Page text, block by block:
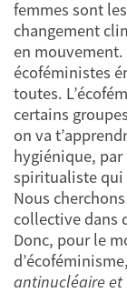
femmes sont
changement
en mouvement.
écoféministes
toutes.
certains
on va
hygiénique, par
spiritualiste qui
Nous
collective dans
Donc, pour le
antinucléaire et